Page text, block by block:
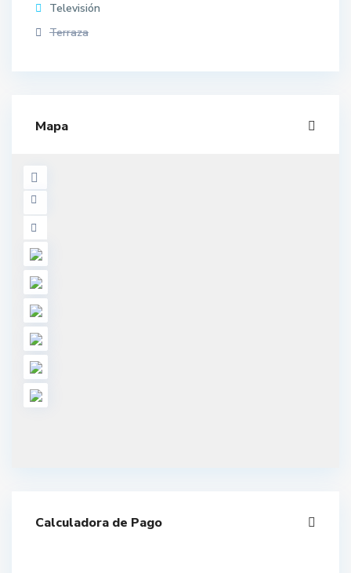
Televisión
Terraza
Mapa
Calculadora de Pago